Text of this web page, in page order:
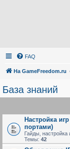
FAQ
На GameFreedom.ru
База знаний
Настройка
портами)
Гайды, настройка
Темы: 42